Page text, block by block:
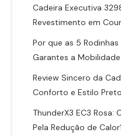
Cadeira Executiva
Revestimento em
Por que as 5
Garantes a
Review Sincero da
Conforto e Estilo
ThunderX3 EC3 Rosa:
Pela Redução de